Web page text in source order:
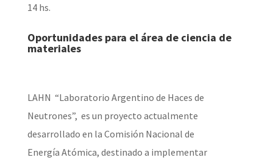
14 hs.
Oportunidades para el área de ciencia de
materiales
LAHN “Laboratorio Argentino de Haces de
Neutrones”, es un proyecto actualmente
desarrollado en la Comisión Nacional de
Energía Atómica, destinado a implementar